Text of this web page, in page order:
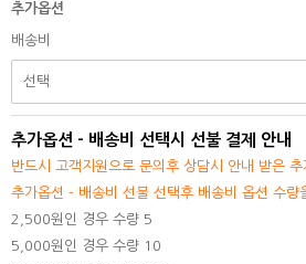
추가옵션
배송비
추가옵션 - 배송비 선택시 선불 결제 안내
반드시 고객지원으로 문의후 상담시 안내 받은
추가옵션 - 배송비 선불 선택후 배송비 옵션 수량
2,500원인 경우 수량 5
5,000원인 경우 수량 10